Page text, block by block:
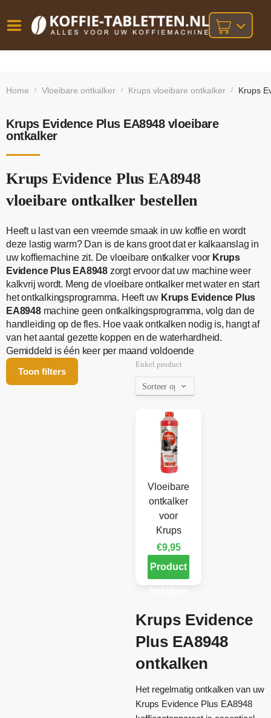
besteld,
bij orders
Home / Vloeibare ontkalker / Krups vloeibare ontkalker / Krups
Krups Evidence Plus EA8948 vloeibare
ontkalker
Krups Evidence Plus EA8948
vloeibare ontkalker bestellen
Heeft u last van een vreemde smaak in uw koffie en wordt
deze lastig warm? Dan is de kans groot dat er kalkaanslag in
uw koffiemachine zit. De vloeibare ontkalker voor Krups
Evidence Plus EA8948 zorgt ervoor dat uw machine weer
kalkvrij wordt. Meng de vloeibare ontkalker met water en start
het ontkalkingsprogramma. Heeft uw Krups Evidence Plus
EA8948machine geen ontkalkingsprogramma, volg dan de
handleiding op de fles. Hoe vaak ontkalken nodig is, hangt af
van het aantal gezette koppen en de waterhardheid.
Gemiddeld is één keer per maand voldoende
Toon filters
Enkel product
Vloeibare
ontkalker
voor
Krups
€9,95
Product
Krups Evidence
Plus EA8948
ontkalken
Het regelmatig ontkalken van uw
Krups Evidence Plus EA8948